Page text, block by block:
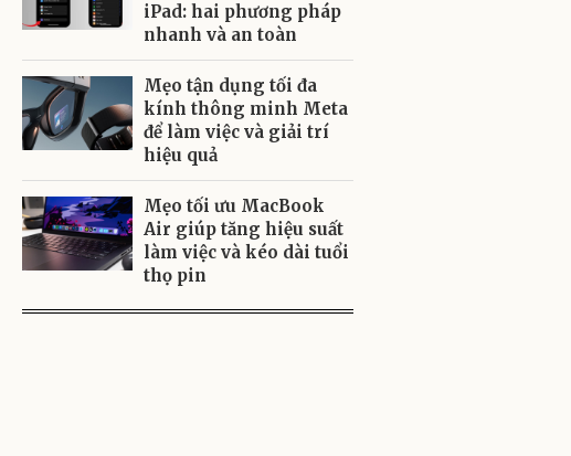
iPad: hai phương pháp
nhanh và an toàn
Mẹo tận dụng tối đa
kính thông minh Meta
để làm việc và giải trí
hiệu quả
Mẹo tối ưu MacBook
Air giúp tăng hiệu suất
làm việc và kéo dài tuổi
thọ pin